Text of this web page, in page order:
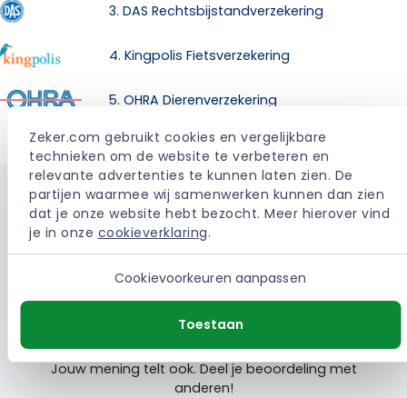
Zeker.com gebruikt cookies en vergelijkbare
technieken om de website te verbeteren en
relevante advertenties te kunnen laten zien. De
partijen waarmee wij samenwerken kunnen dan zien
dat je onze website hebt bezocht. Meer hierover vind
je in onze cookieverklaring.
Cookievoorkeuren aanpassen
Toestaan
3. DAS Rechtsbijstandverzekering
4. Kingpolis Fietsverzekering
5. OHRA Dierenverzekering
Laatste
klantbeoordelingen
Jouw mening telt ook. Deel je beoordeling met
anderen!